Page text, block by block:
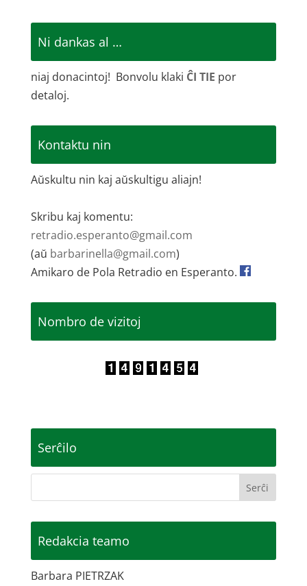
Ni dankas al …
niaj donacintoj! Bonvolu klaki ĈI TIE por
detaloj.
Kontaktu nin
Aŭskultu nin kaj aŭskultigu aliajn!
Skribu kaj komentu:
retradio.esperanto@gmail.com
(aŭ barbarinella@gmail.com)
Amikaro de Pola Retradio en Esperanto.
Nombro de vizitoj
Serĉilo
Redakcia teamo
Barbara PIETRZAK